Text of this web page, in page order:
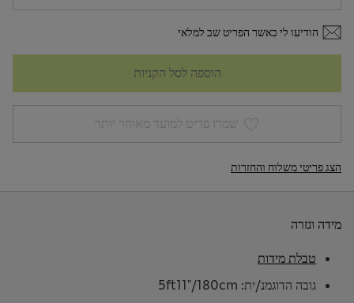
הודיעו לי כאשר הפריט שב למלאי
הוספה לסל הקניות
שמרו פריט למועד מאוחר יותר
הצג פריטי משלוח והחזרות
מידה וגזרה
גובה הדוגמנ/ית: 5ft11"/180cm
טבלת מידות